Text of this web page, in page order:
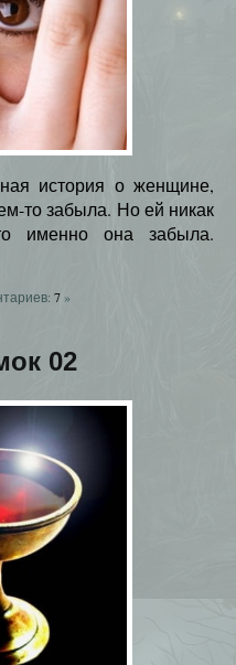
история о женщине,
то забыла. Но ей никак
именно она забыла.
7 »
02